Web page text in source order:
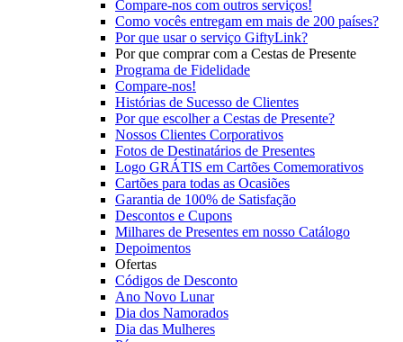
Compare-nos com outros serviços!
Como vocês entregam em mais de 200 países?
Por que usar o serviço GiftyLink?
Por que comprar com a Cestas de Presente
Programa de Fidelidade
Compare-nos!
Histórias de Sucesso de Clientes
Por que escolher a Cestas de Presente?
Nossos Clientes Corporativos
Fotos de Destinatários de Presentes
Logo GRÁTIS em Cartões Comemorativos
Cartões para todas as Ocasiões
Garantia de 100% de Satisfação
Descontos e Cupons
Milhares de Presentes em nosso Catálogo
Depoimentos
Ofertas
Códigos de Desconto
Ano Novo Lunar
Dia dos Namorados
Dia das Mulheres